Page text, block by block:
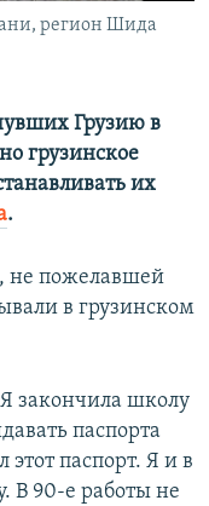
регион Шида
Грузию в
грузинское
их
.
не пожелавшей
в грузинском
закончила школу
паспорта
паспорт. Я и в
В 90-е работы не